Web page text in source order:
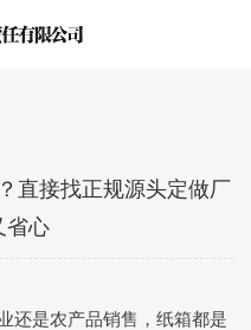
直接找正规源头定做厂
省心
还是农产品销售，纸箱都是